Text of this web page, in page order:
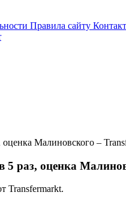
Правила сайту
Малиновского –
раз, оценка
Transfermarkt.